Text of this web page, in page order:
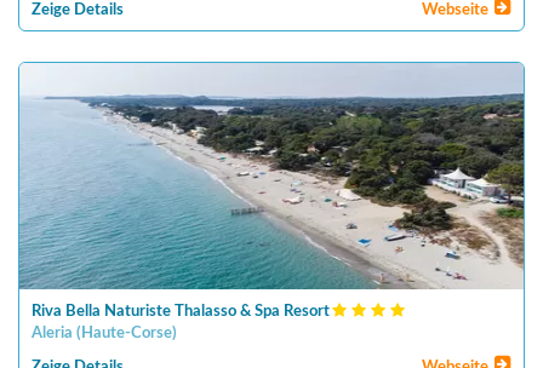
Zeige Details Webseite
Riva Bella Naturiste Thalasso & Spa Resort
Aleria ( Haute-Corse)